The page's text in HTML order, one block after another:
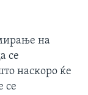
на
се
наскоро ќе
се